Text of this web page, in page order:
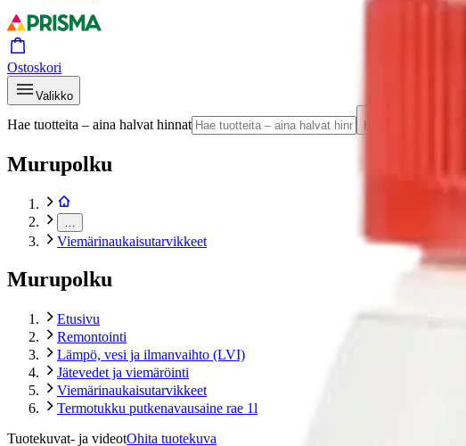
Ostoskori
Valikko
Hae tuotteita – aina halvat hinnat Hae
Murupolku
Viemärinaukaisutarvikkeet
Murupolku
Etusivu
Remontointi
Lämpö, vesi ja ilmanvaihto (LVI)
Jätevedet ja viemäröinti
Viemärinaukaisutarvikkeet
Termotukku putkenavausaine rae 1l
Tuotekuvat- ja videotOhita tuotekuva